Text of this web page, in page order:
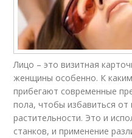
Лицо – это визитная
женщины особенно. К
прибегают современные
пола, чтобы избавиться от
растительности. Это и
станков, и применение